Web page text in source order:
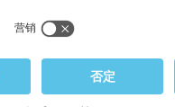
SMD镊子，带